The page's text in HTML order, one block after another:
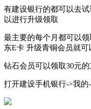
有建设银行的都可以去
以进行升级领取
最主要的每个月都可以
东E卡 升级青铜会员就
钻石会员可以领取30元
打开建设手机银行->我